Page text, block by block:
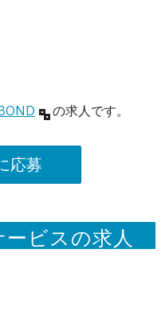
の求人です。
応募
ビスの求人